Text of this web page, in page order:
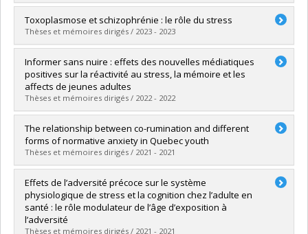
Diplômé(e) :Charbonneau, Sandrine
Cycle : Maîtrise
Diplôme obtenu :M. Sc.
Lien vers le document dans Papyrus
Toxoplasmose et schizophrénie : le rôle du stress
Thèses et mémoires dirigés / 2023 - 2023
Diplômé(e) :Beaumont, Emy
Cycle :Maîtrise
Diplôme obtenu :M. Sc.
Lien vers le document dans Papyrus
Informer sans nuire : effets des nouvelles médiatiques
positives sur la réactivité au stress, la mémoire et les
affects de jeunes adultes
Thèses et mémoires dirigés / 2022 - 2022
Diplômé(e) :Longpré, Charlotte
Cycle :Maîtrise
Diplôme obtenu :M. Sc.
Lien vers le document dans Papyrus
The relationship between co-rumination and different
forms of normative anxiety in Quebec youth
Thèses et mémoires dirigés / 2021 - 2021
Diplômé(e) :Segall Cernik, Rebecca
Cycle :Maîtrise
Diplôme obtenu :M. Sc.
Lien vers le document dans Papyrus
Effets de l’adversité précoce sur le système
physiologique de stress et la cognition chez l’adulte en
santé : le rôle modulateur de l’âge d’exposition à
l’adversité
Thèses et mémoires dirigés / 2021 - 2021